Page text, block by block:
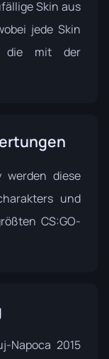
Skin aus
jede Skin
die mit der
werden diese
und
CS:GO-
Napoca 2015